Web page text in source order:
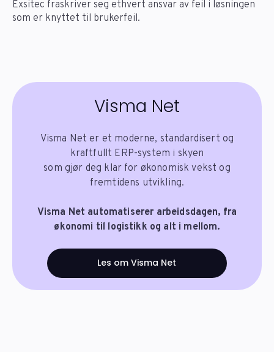
Exsitec fraskriver seg ethvert ansvar av feil i løsningen
som er knyttet til brukerfeil.
Visma Net
Visma Net er et moderne, standardisert og
kraftfullt ERP-system i skyen
som gjør deg klar for økonomisk vekst og
fremtidens utvikling.
Visma Net automatiserer arbeidsdagen, fra
økonomi til logistikk og alt i mellom.
Les om Visma Net